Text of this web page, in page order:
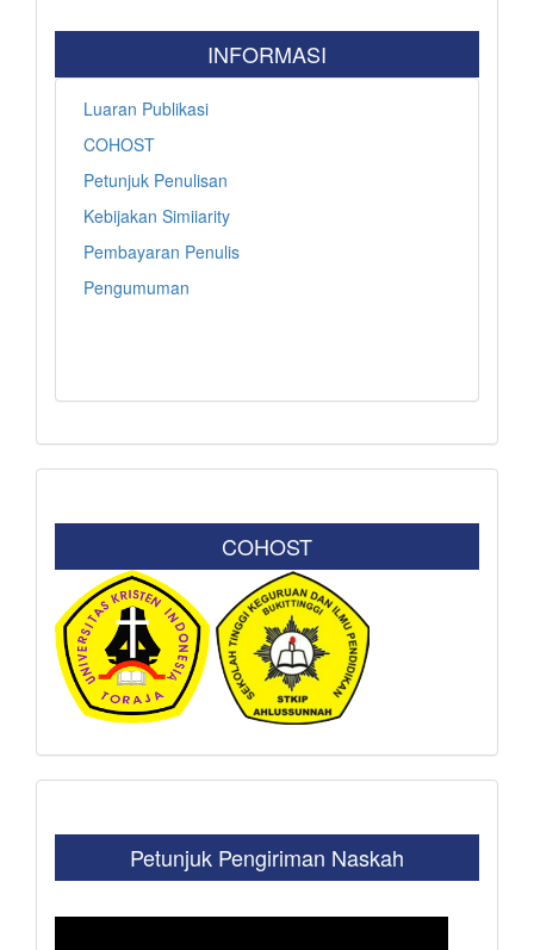
INFORMASI
Luaran Publikasi
COHOST
Petunjuk Penulisan
Kebijakan Simiiarity
Pembayaran Penulis
Pengumuman
COHOST
Petunjuk Pengiriman Naskah